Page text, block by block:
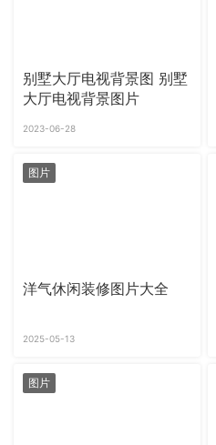
别墅大厅电视背景图 别墅
大厅电视背景图片
2023-06-28
图片
洋气休闲装修图片大全
2025-05-13
图片